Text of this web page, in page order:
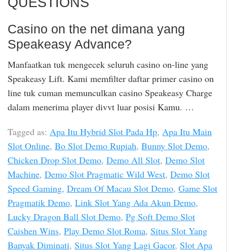
Casino on the net dimana yang
Speakeasy Advance?
Manfaatkan tuk mengecek seluruh casino on-line yang
Speakeasy Lift. Kami memfilter daftar primer casino on
line tuk cuman memunculkan casino Speakeasy Charge
dalam menerima player divvt luar posisi Kamu. …
Tagged as: Apa Itu Hybrid Slot Pada Hp, Apa Itu Main
Slot Online, Bo Slot Demo Rupiah, Bunny Slot Demo,
Chicken Drop Slot Demo, Demo All Slot, Demo Slot
Machine, Demo Slot Pragmatic Wild West, Demo Slot
Speed Gaming, Dream Of Macau Slot Demo, Game Slot
Pragmatik Demo, Link Slot Yang Ada Akun Demo,
Lucky Dragon Ball Slot Demo, Pg Soft Demo Slot
Caishen Wins, Play Demo Slot Roma, Situs Slot Yang
Banyak Diminati, Situs Slot Yang Lagi Gacor, Slot Apa